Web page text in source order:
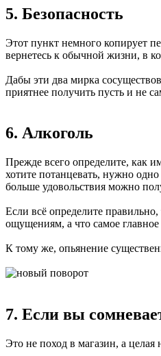
5. Безопасность
Этот пункт немного копирует
вернетесь к обычной жизни, в
Дабы эти два мирка
приятнее получить пусть и не
6. Алкоголь
Прежде всего определите, как
хотите потанцевать, нужно
больше удовольствия можно
Если всё определите
ощущениям, а что самое
К тому же, опьянение
7. Если вы
Это не поход в магазин, а